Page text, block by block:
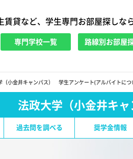
賃貸など、学生専門お部屋探しな
専門学校一覧 路線別お部屋
（小金井キャンパス） 学生アンケート(アルバイトにつ
法政大学（小金井キャ
過去問を調べる 奨学金情報